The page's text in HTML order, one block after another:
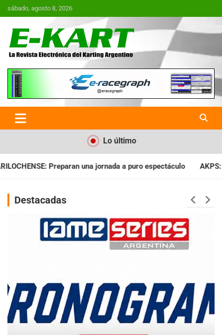
Saltar
al
sábado, agosto 8, 2026
E-Kart.com.ar | La Revista
Electrónica del Karting en
Argentina
Lo último
a puro espectáculo AKPS: Intervino la IGJ y oficializó el
Destacadas